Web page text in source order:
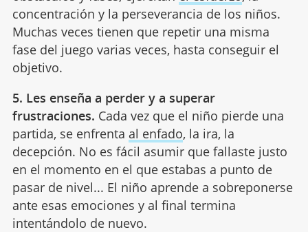
concentración y la perseverancia de los niños.
Muchas veces tienen que repetir una misma
fase del juego varias veces, hasta conseguir el
objetivo.
5. Les enseña a perder y a superar
frustraciones. Cada vez que el niño pierde una
partida, se enfrenta al enfado, la ira, la
decepción. No es fácil asumir que fallaste justo
en el momento en el que estabas a punto de
pasar de nivel... El niño aprende a sobreponerse
ante esas emociones y al final termina
intentándolo de nuevo.